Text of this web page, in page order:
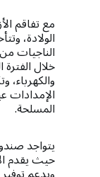
مع تفاقم
الولادة،
الناجيات
خلال
والكهرباء،
الإمدادات
المسلحة.
يتواجد
حيث يقدم